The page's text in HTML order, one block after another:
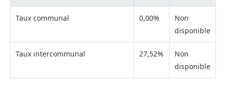
Taux communal 0,00%
Non
disponible
Taux intercommunal 27,52%
Non
disponible